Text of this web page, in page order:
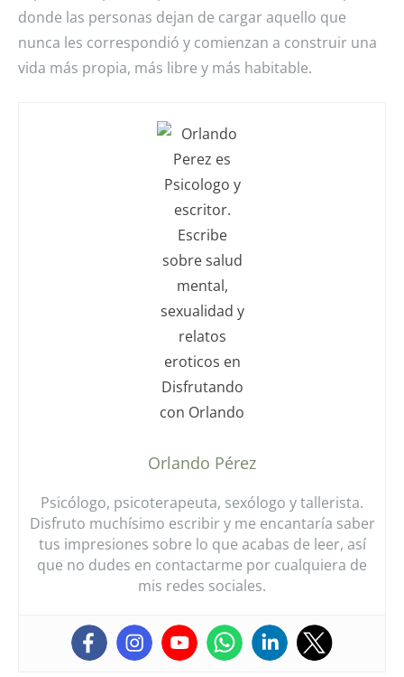
donde las personas dejan de cargar aquello que
nunca les correspondió y comienzan a construir una
vida más propia, más libre y más habitable.
Orlando Pérez
Psicólogo, psicoterapeuta, sexólogo y tallerista.
Disfruto muchísimo escribir y me encantaría saber
tus impresiones sobre lo que acabas de leer, así
que no dudes en contactarme por cualquiera de
mis redes sociales.